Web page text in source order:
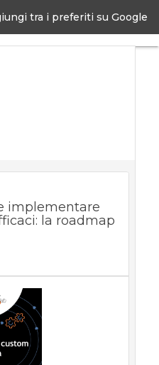
tra i preferiti su Google
implementare
la roadmap